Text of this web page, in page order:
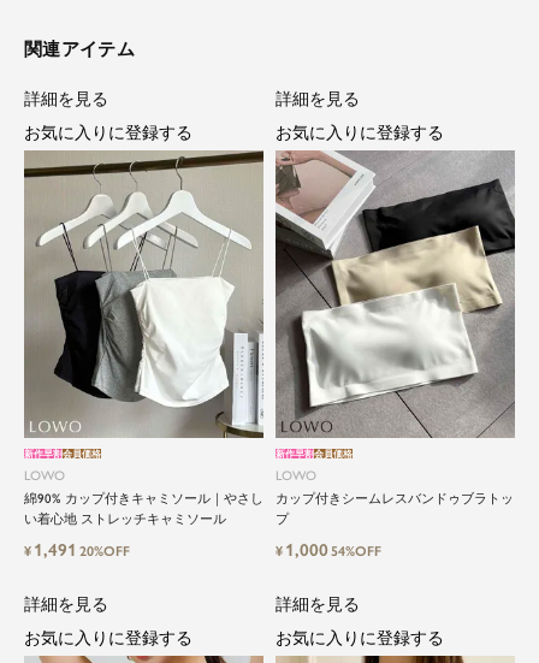
関連アイテム
LOWO
綿90% カップ付きキャミソール｜やさし
い着心地 ストレッチキャミソール
新作早割会員価格
¥ 1,491 20%OFF
詳細を見る
お気に入りに登録する
LOWO
カップ付きシームレスバンドゥブラトッ
プ
新作早割会員価格
¥ 1,00054%OFF
詳細を見る
お気に入りに登録する
詳細を見る
お気に入りに登録する
詳細を見る
お気に入りに登録する